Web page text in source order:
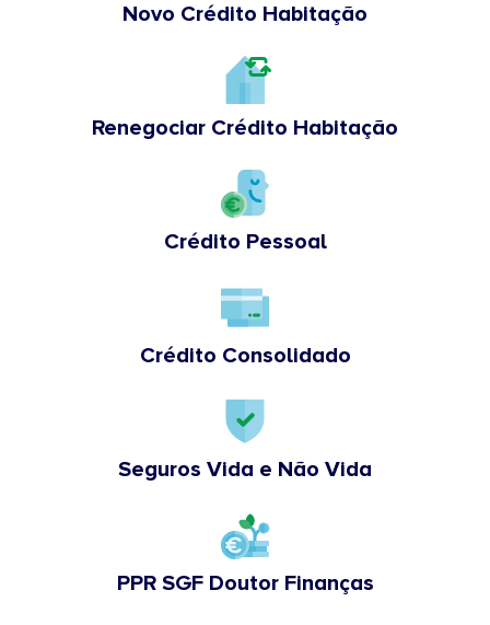
Novo Crédito Habitação
Renegociar Crédito Habitação
Crédito Pessoal
Crédito Consolidado
Seguros Vida e Não Vida
PPR SGF Doutor Finanças